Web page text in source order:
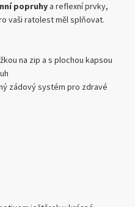
popruhya reflexní prvky,
vaši ratolest měl splňovat.
na zip a s plochou kapsou
zádový systém pro zdravé